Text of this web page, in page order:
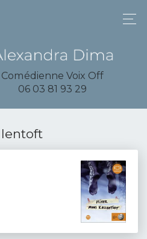
Comédienne Voix Off
06 03 81 93 29